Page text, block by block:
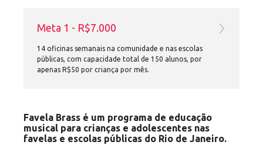
Meta 1 - R$7.000
14 oficinas semanais na comunidade e nas escolas
públicas, com capacidade total de 150 alunos, por
apenas R$50 por criança por mês.
Favela Brass é um programa de educação
musical para crianças e adolescentes nas
favelas e escolas públicas do Rio de Janeiro.